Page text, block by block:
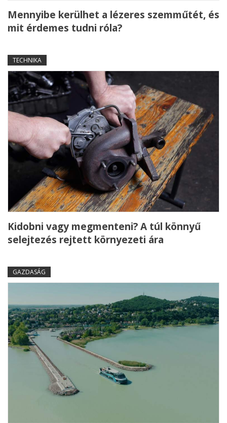
Mennyibe kerülhet a lézeres szemműtét, és
mit érdemes tudni róla?
TECHNIKA
Kidobni vagy megmenteni? A túl könnyű
selejtezés rejtett környezeti ára
GAZDASÁG